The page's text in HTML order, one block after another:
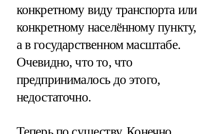
конкретному виду транспорта или
конкретному населённому пункту,
а в государственном масштабе.
Очевидно, что то, что
предпринималось до этого,
недостаточно.